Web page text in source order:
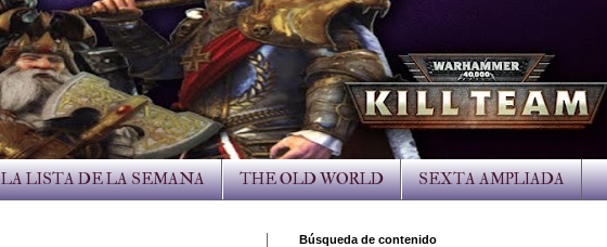
LA LISTA DE LA SEMANA THE OLD WORLD SEXTA AMPLIADA
Búsqueda de contenido